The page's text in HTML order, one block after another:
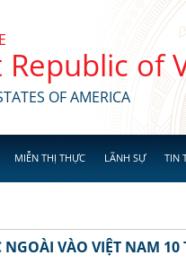
Republic of
OF AMERICA
MIỄN THỊ THỰC LÃNH SỰ TIN
VÀO VIỆT NAM 10